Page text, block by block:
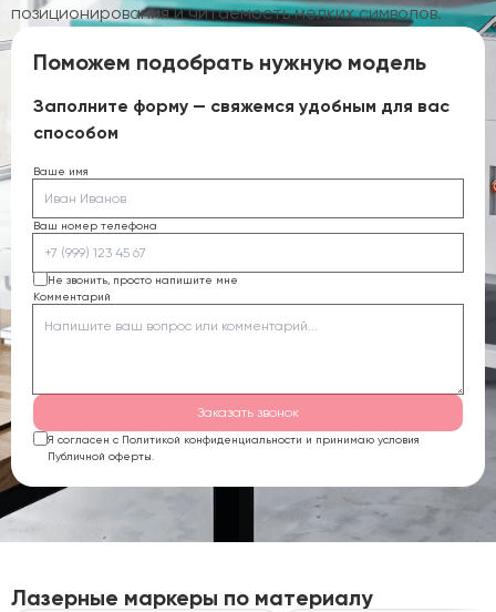
позиционирования и читаемость мелких символов.
Поможем подобрать нужную модель
Заполните форму — свяжемся удобным для вас
способом
Ваше имя
Ваш номер телефона
Не звонить, просто напишите мне
Комментарий
Заказать звонок
Я согласен с Политикой конфиденциальности и принимаю условия
Публичной оферты.
Лазерные маркеры по материалу